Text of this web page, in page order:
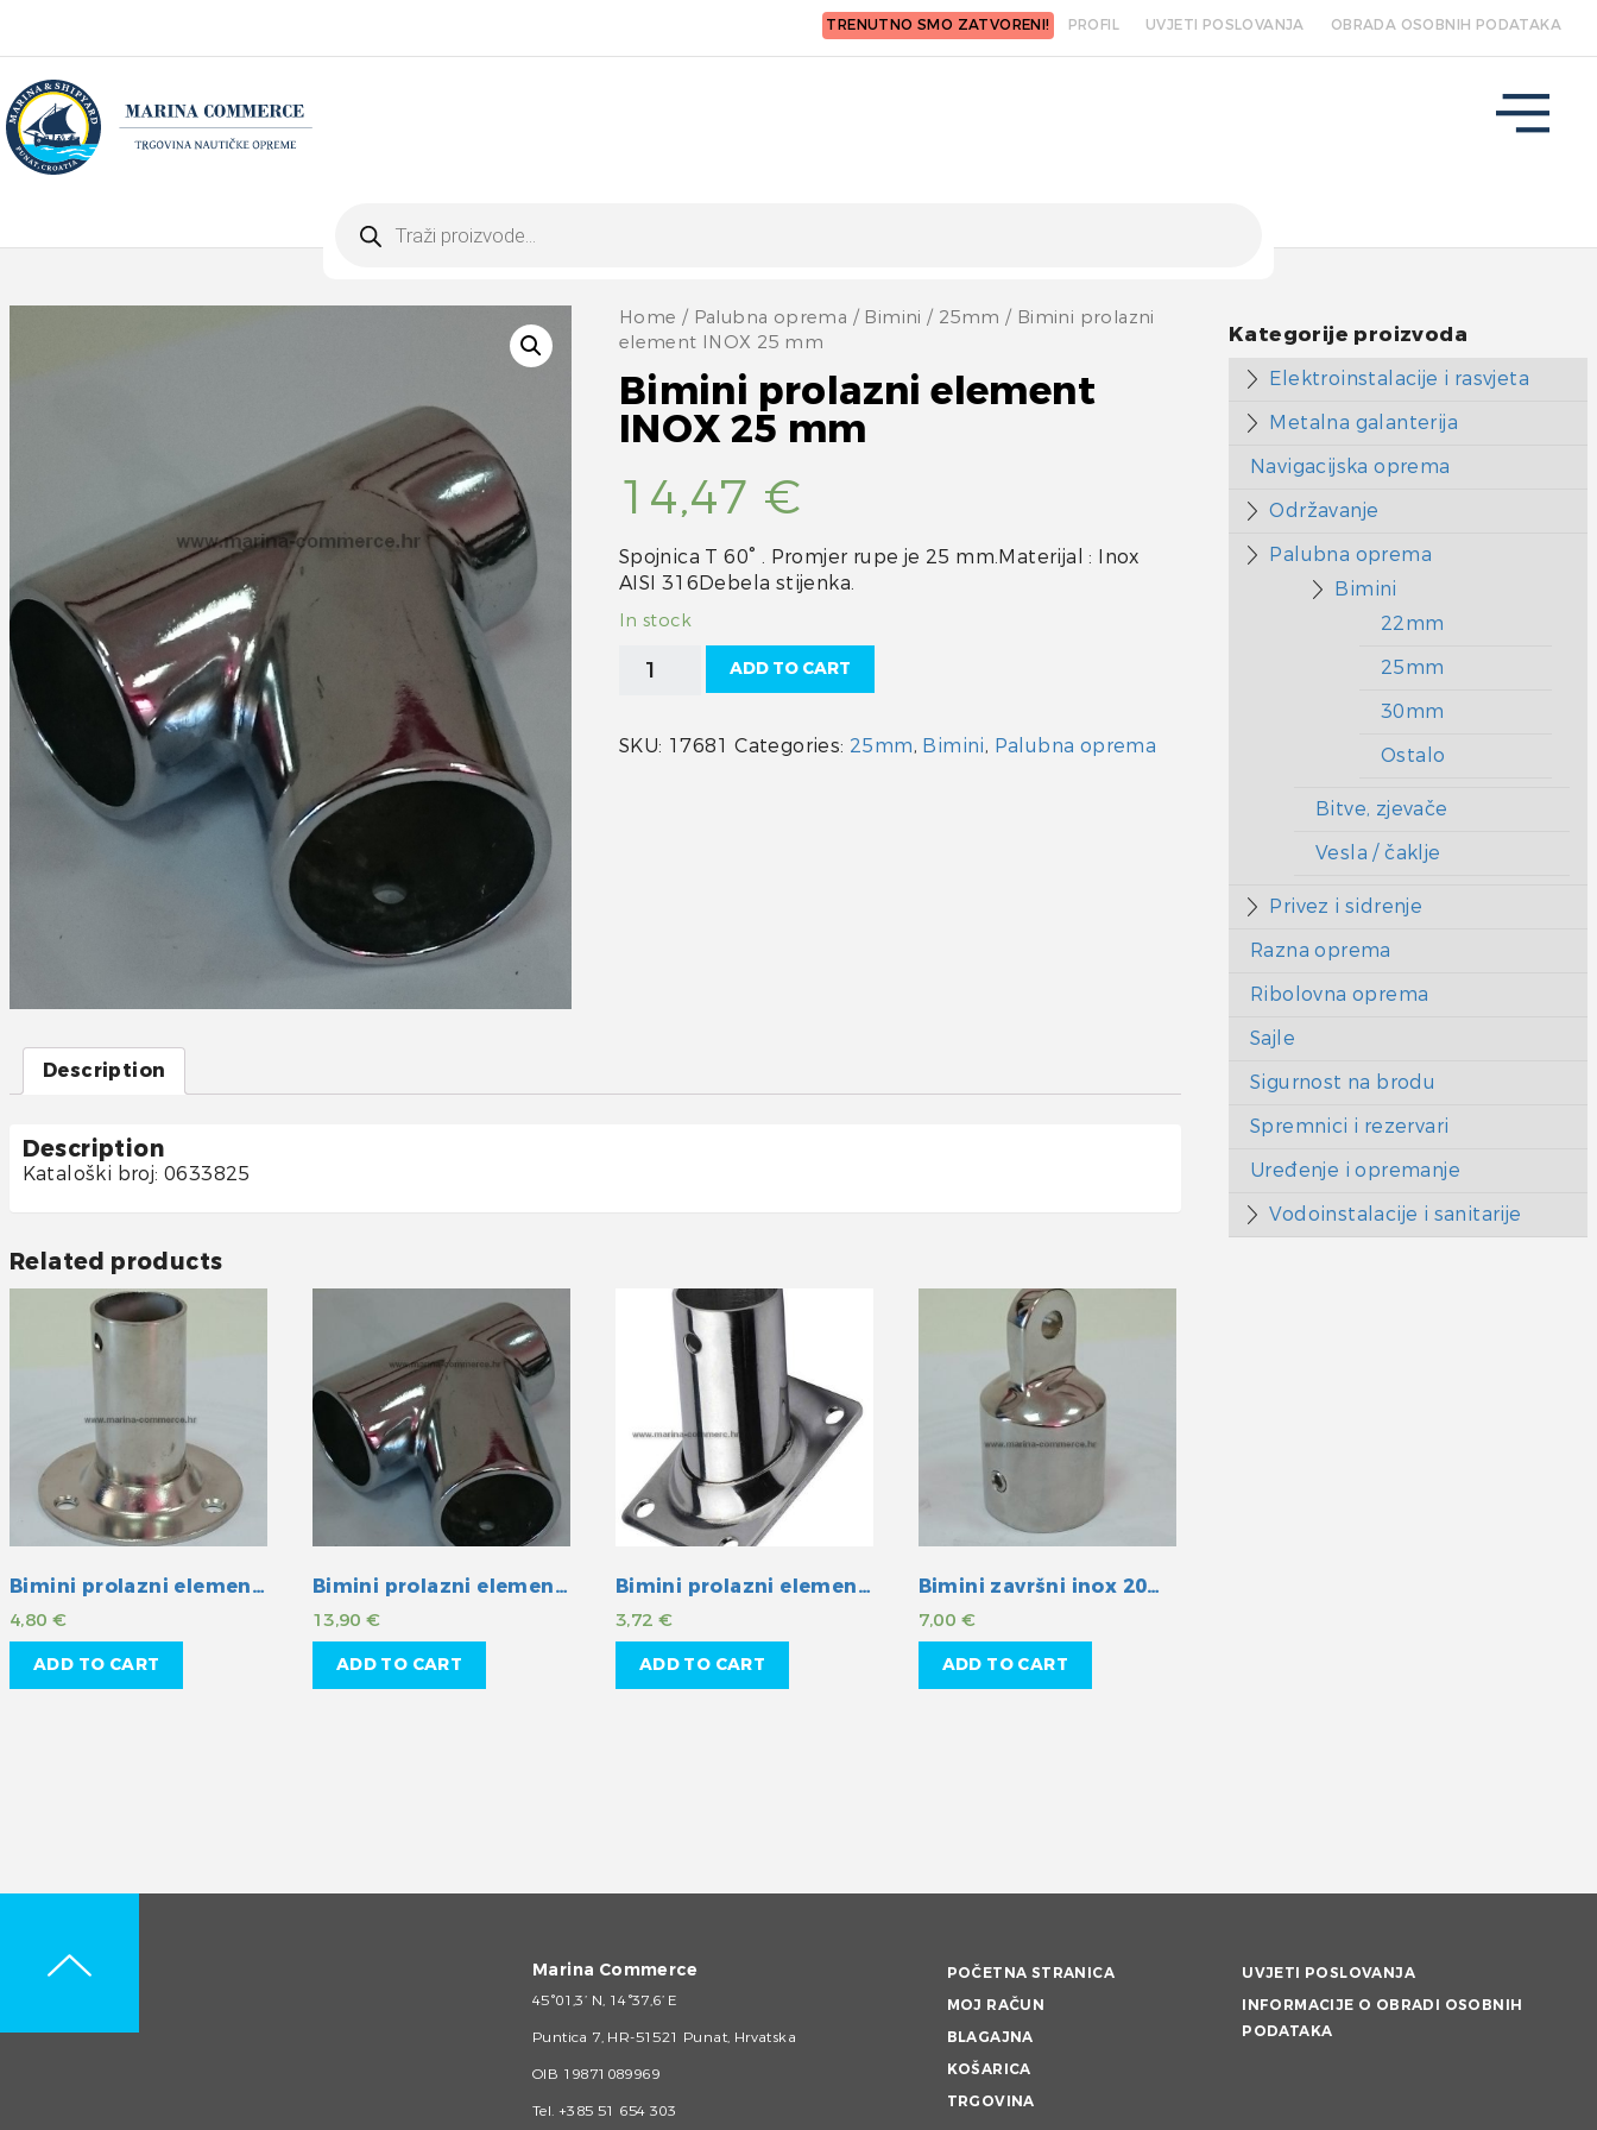
TRENUTNO SMO ZATVORENI! PROFIL UVJETI POSLOVANJA OBRADA OSOBNIH PODATAKA
search
Home / Palubna oprema / Bimini / 25mm / Bimini prolazni
element INOX 25 mm
Bimini prolazni element
INOX 25 mm
14,47 €
Spojnica T 60° . Promjer rupe je 25 mm.Materijal : Inox
AISI 316Debela stijenka.
In stock
Bimini
prolazni
INOX
25
ADD TO CART
SKU: 17681 Categories: 25mm, Bimini, Palubna oprema
Description
Description
Kataloški broj: 0633825
Related products
Bimini prolazni element INOX 25 mm
4,80 €
ADD TO CART
Bimini prolazni element INOX 22 mm
13,90€
ADD TO CART
Bimini prolazni element INOX 22 mm
3,72 €
ADD TO CART
Bimini završni inox 20mm
7,00 €
ADD TO CART
Kategorije proizvoda
Elektroinstalacije i rasvjeta
Metalna galanterija
Navigacijska oprema
Održavanje
Palubna oprema
Bimini
22mm
25mm
30mm
Ostalo
Bitve, zjevače
Vesla / čaklje
Privez i sidrenje
Razna oprema
Ribolovna oprema
Sajle
Sigurnost na brodu
Spremnici i rezervari
Uređenje i opremanje
Vodoinstalacije i sanitarije
Marina Commerce
45°01,3’ N, 14°37,6’ E
Puntica 7, HR-51521 Punat, Hrvatska
OIB 19871089969
Tel. +385 51 654 303
POČETNA STRANICA
MOJ RAČUN
BLAGAJNA
KOŠARICA
TRGOVINA
UVJETI POSLOVANJA
INFORMACIJE O OBRADI OSOBNIH
PODATAKA